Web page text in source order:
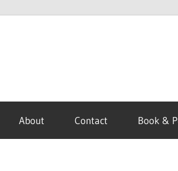
About Contact Book &